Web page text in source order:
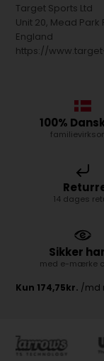
Target Sports Ltd
Unit 20, Mead Park
England
https://
100%
14 dages
Sikker
med e-mærke